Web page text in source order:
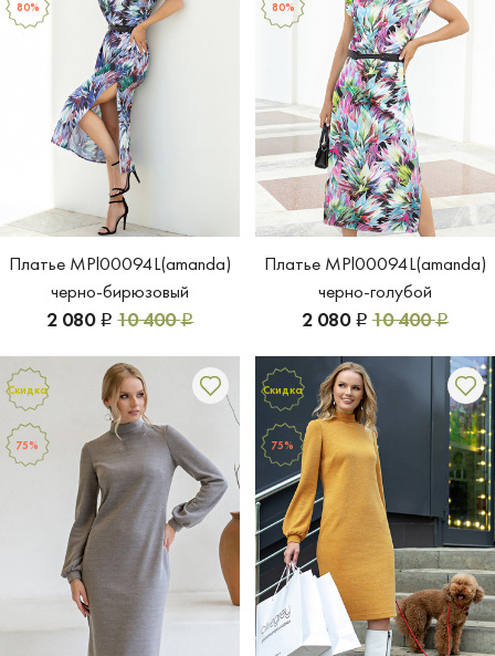
Платье MPl00094L(amanda)
черно-бирюзовый
2 080 Р 10 400Р
80%
Платье MPl00094L(amanda)
черно-голубой
2 080 Р 10 400Р
80%
Скидка
75%
Скидка
75%